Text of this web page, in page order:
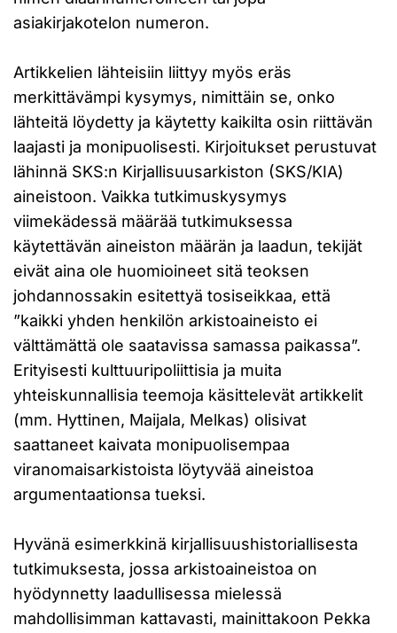
asiakirjakotelon numeron.
Artikkelien lähteisiin liittyy myös eräs
merkittävämpi kysymys, nimittäin se, onko
lähteitä löydetty ja käytetty kaikilta osin riittävän
laajasti ja monipuolisesti. Kirjoitukset perustuvat
lähinnä SKS:n Kirjallisuusarkiston (SKS/KIA)
aineistoon. Vaikka tutkimuskysymys
viimekädessä määrää tutkimuksessa
käytettävän aineiston määrän ja laadun, tekijät
eivät aina ole huomioineet sitä teoksen
johdannossakin esitettyä tosiseikkaa, että
”kaikki yhden henkilön arkistoaineisto ei
välttämättä ole saatavissa samassa paikassa”.
Erityisesti kulttuuripoliittisia ja muita
yhteiskunnallisia teemoja käsittelevät artikkelit
(mm. Hyttinen, Maijala, Melkas) olisivat
saattaneet kaivata monipuolisempaa
viranomaisarkistoista löytyvää aineistoa
argumentaationsa tueksi.
Hyvänä esimerkkinä kirjallisuushistoriallisesta
tutkimuksesta, jossa arkistoaineistoa on
hyödynnetty laadullisessa mielessä
mahdollisimman kattavasti, mainittakoon Pekka